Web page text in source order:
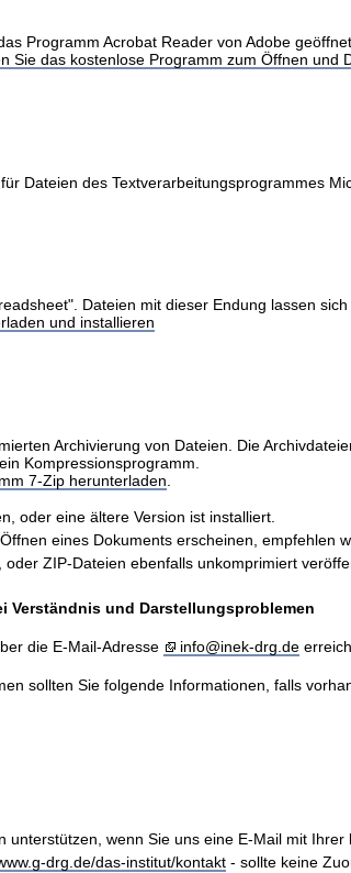
Programm Acrobat Reader von Adobe
Sie das kostenlose Programm zum Öffnen und
Dateien des Textverarbeitungsprogrammes
Dateien mit dieser Endung lassen
und installieren
Archivierung von Dateien. Die
Kompressionsprogramm.
7-Zip herunterladen.
oder eine ältere Version ist installiert.
eines Dokuments erscheinen,
ZIP-Dateien ebenfalls unkomprimiert
und Darstellungsproblemen
die E-Mail-Adresse info@inek-drg.de
sollten Sie folgende Informationen, falls
wenn Sie uns eine E-Mail mit
drg.de/das-institut/kontakt - sollte keine